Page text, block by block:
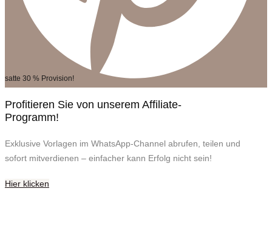
satte 30 % Provision!
Profitieren Sie von unserem Affiliate-
Programm!
Exklusive Vorlagen im WhatsApp-Channel abrufen, teilen und
sofort mitverdienen – einfacher kann Erfolg nicht sein!
Hier klicken